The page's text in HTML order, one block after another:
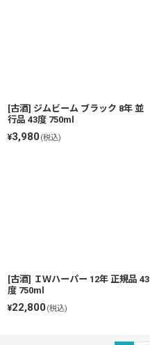
[古酒] ジムビーム ブラック 8年 並
行品 43度 750ml
¥3,980(税込)
[古酒] ＩＷハーパー 12年 正規品 43
度 750ml
¥22,800(税込)